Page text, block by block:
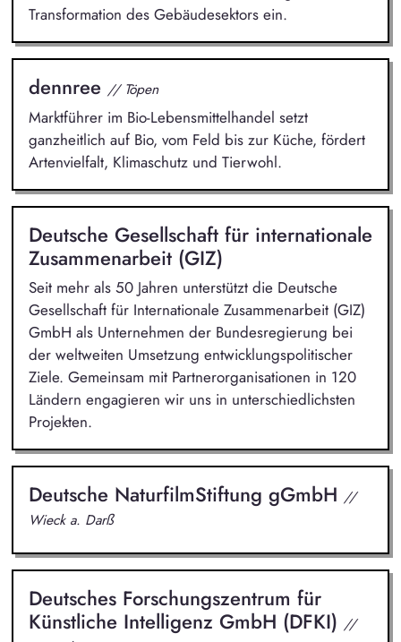
Transformation des Gebäudesektors ein.
dennree // Töpen
Marktführer im Bio-Lebensmittelhandel setzt
ganzheitlich auf Bio, vom Feld bis zur Küche, fördert
Artenvielfalt, Klimaschutz und Tierwohl.
Deutsche Gesellschaft für internationale
Zusammenarbeit (GIZ)
Seit mehr als 50 Jahren unterstützt die Deutsche
Gesellschaft für Internationale Zusammenarbeit (GIZ)
GmbH als Unternehmen der Bundesregierung bei
der weltweiten Umsetzung entwicklungspolitischer
Ziele. Gemeinsam mit Partnerorganisationen in 120
Ländern engagieren wir uns in unterschiedlichsten
Projekten.
Deutsche NaturfilmStiftung gGmbH //
Wieck a. Darß
Deutsches Forschungszentrum für
Künstliche Intelligenz GmbH (DFKI) //